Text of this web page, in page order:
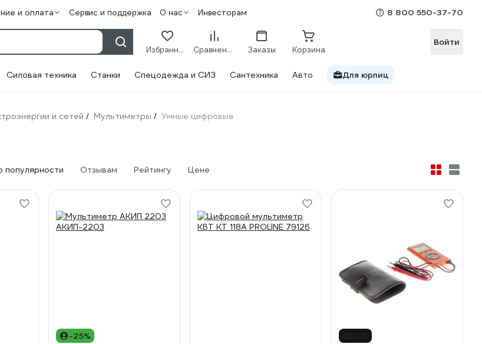
и оплата Сервис и поддержка О нас Инвесторам 8 800 550-37-70
Избранное Сравнение Заказы Корзина
Войти
Силовая техника Станки Спецодежда и СИЗ Сантехника Авто Для юрлиц
и сетей / Мультиметры / Умные цифровые
популярности Отзывам Рейтингу Цене
-25%